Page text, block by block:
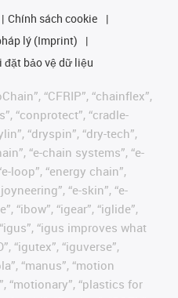
Chính sách cookie
lý (Imprint)
đặt bảo vệ dữ liệu
“CFRIP”, “chainflex”,
“conprotect”, “cradle-
“dryspin”, “dry-tech”,
“e-chain systems”, “e-
loop”, “energy chain”,
“e-skin”, “e-
“ibow”, “igear”, “iglide”,
“igus improves what
“igutex”, “iguverse”,
“manus”, “motion
“motionary”, “plastics for